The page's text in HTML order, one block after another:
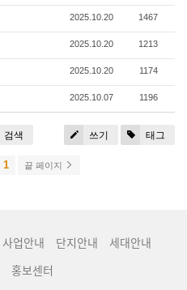
2025.10.20 1467
2025.10.20 1213
2025.10.20 1174
2025.10.07 1196
쓰기 태그
검색
1 끝 페이지
사업안내 단지안내
세대안내
홍보센터